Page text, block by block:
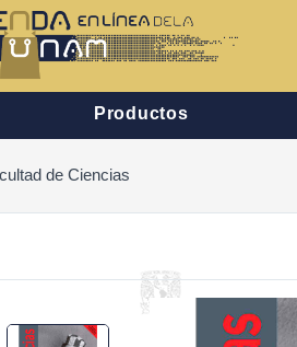
Productos
de Ciencias